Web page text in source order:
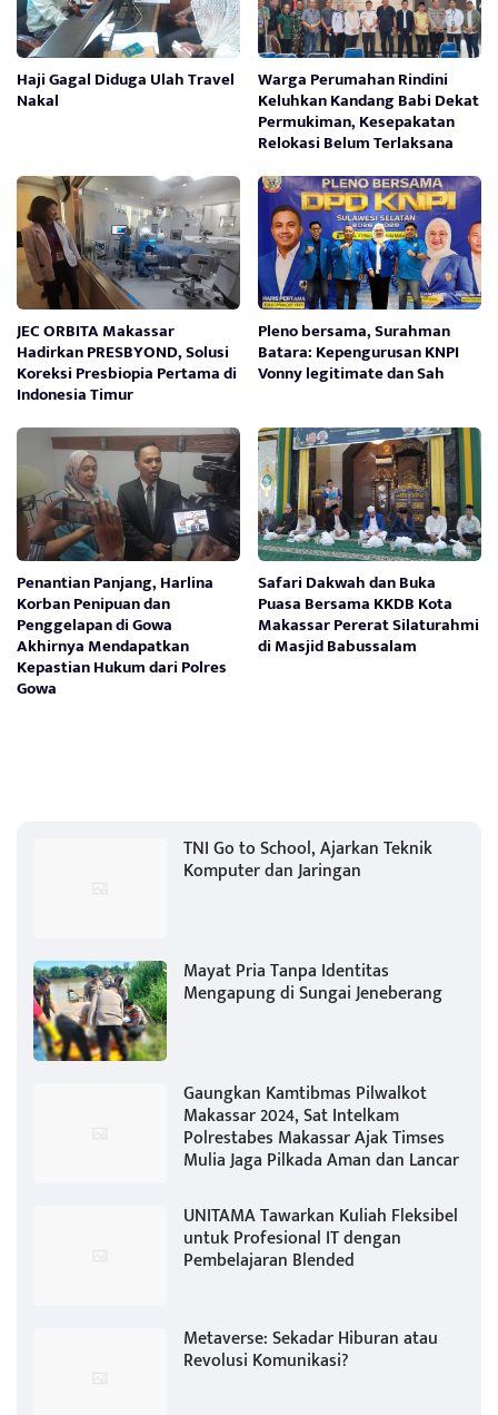
Haji Gagal Diduga Ulah Travel
Nakal
Warga Perumahan Rindini
Keluhkan Kandang Babi Dekat
Permukiman, Kesepakatan
Relokasi Belum Terlaksana
JEC ORBITA Makassar
Hadirkan PRESBYOND, Solusi
Koreksi Presbiopia Pertama di
Indonesia Timur
Pleno bersama, Surahman
Batara: Kepengurusan KNPI
Vonny legitimate dan Sah
Penantian Panjang, Harlina
Korban Penipuan dan
Penggelapan di Gowa
Akhirnya Mendapatkan
Kepastian Hukum dari Polres
Gowa
Safari Dakwah dan Buka
Puasa Bersama KKDB Kota
Makassar Pererat Silaturahmi
di Masjid Babussalam
TNI Go to School, Ajarkan Teknik
Komputer dan Jaringan
Mayat Pria Tanpa Identitas
Mengapung di Sungai Jeneberang
Gaungkan Kamtibmas Pilwalkot
Makassar 2024, Sat Intelkam
Polrestabes Makassar Ajak Timses
Mulia Jaga Pilkada Aman dan Lancar
UNITAMA Tawarkan Kuliah Fleksibel
untuk Profesional IT dengan
Pembelajaran Blended
Metaverse: Sekadar Hiburan atau
Revolusi Komunikasi?